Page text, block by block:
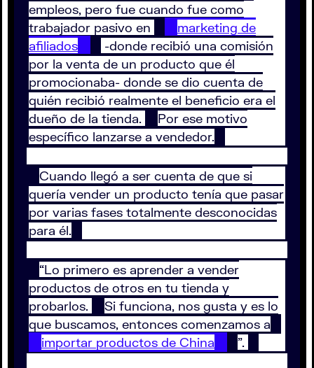
empleos, pero fue cuando fue como
trabajador pasivo en
marketing de
afiliados
-donde recibió una comisión
por la venta de un producto que él
promocionaba- donde se dio cuenta de
quién recibió realmente el beneficio era el
dueño de la tienda.
Por ese motivo
específico lanzarse a vendedor.
Cuando llegó a ser cuenta de que si
quería vender un producto tenía que pasar
por varias fases totalmente desconocidas
para él.
“Lo primero es aprender a vender
productos de otros en tu tienda y
probarlos.
Si funciona, nos gusta y es lo
que buscamos, entonces comenzamos a
importar productos de China
”.